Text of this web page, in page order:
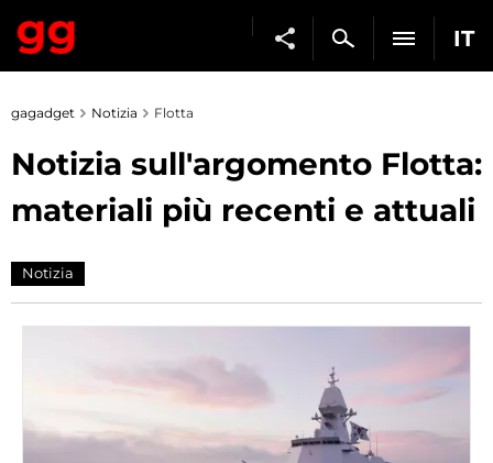
IT
gagadget Notizia Flotta
Notizia sull'argomento Flotta:
materiali più recenti e attuali
Notizia